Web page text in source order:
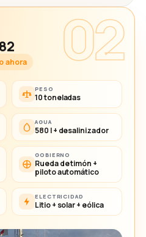
02
ahora
PESO
10 toneladas
AGUA
580 l + desalinizador
GOBIERNO
Rueda de timón +
piloto automático
ELECTRICIDAD
Litio + solar + eólica